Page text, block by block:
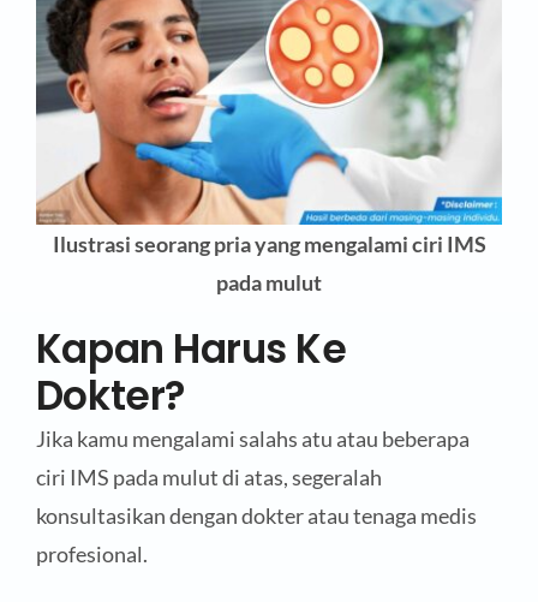
Ilustrasi seorang pria yang mengalami ciri IMS
pada mulut
Kapan Harus Ke
Dokter?
Jika kamu mengalami salahs atu atau beberapa
ciri IMS pada mulut di atas, segeralah
konsultasikan dengan dokter atau tenaga medis
profesional.